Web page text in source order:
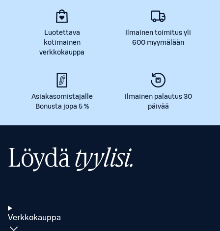
Luotettava
kotimainen
verkkokauppa
Ilmainen toimitus yli
600 myymälään
Asiakasomistajalle
Bonusta jopa 5 %
Ilmainen palautus 30
päivää
Löydätyylisi.
Verkkokauppa